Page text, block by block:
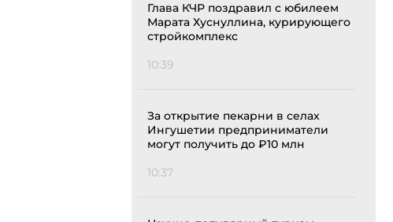
Глава КЧР поздравил с юбилеем
Марата Хуснуллина, курирующего
стройкомплекс
10:39
За открытие пекарни в селах
Ингушетии предприниматели
могут получить до ₽10 млн
10:37